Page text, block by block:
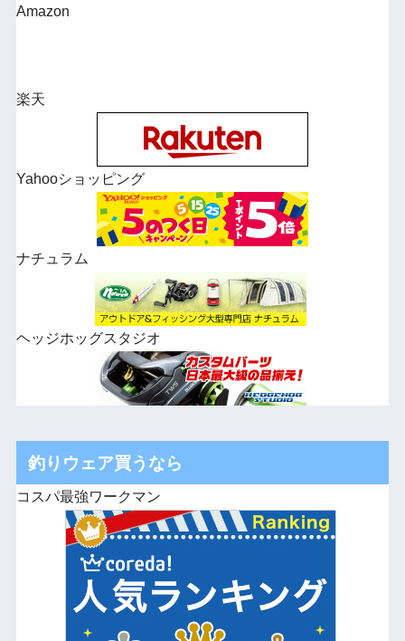
Amazon
楽天
Yahooショッピング
ナチュラム
ヘッジホッグスタジオ
釣りウェア買うなら
コスパ最強ワークマン